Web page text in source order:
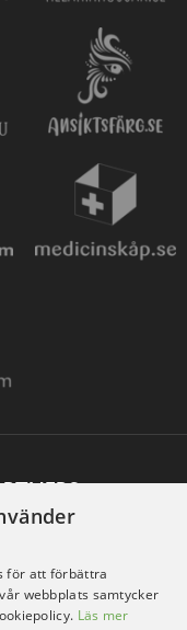
för att förbättra
webbplats samtycker
Läs mer